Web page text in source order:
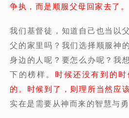
争执，而是顺服父母回家去了。
我们基督徒，知道自己也当以
父的家里吗？我们选择顺服神
身边的人呢？要怎么办呢？我
下的榜样。 时候还没有到的
的。时候到了，则理所当然应
实在是需要从神而来的智慧与勇